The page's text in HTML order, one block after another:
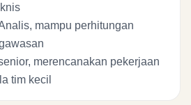
mampu perhitungan
merencanakan pekerjaan
tim kecil